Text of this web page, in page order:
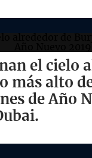
el cielo
más alto
de Año